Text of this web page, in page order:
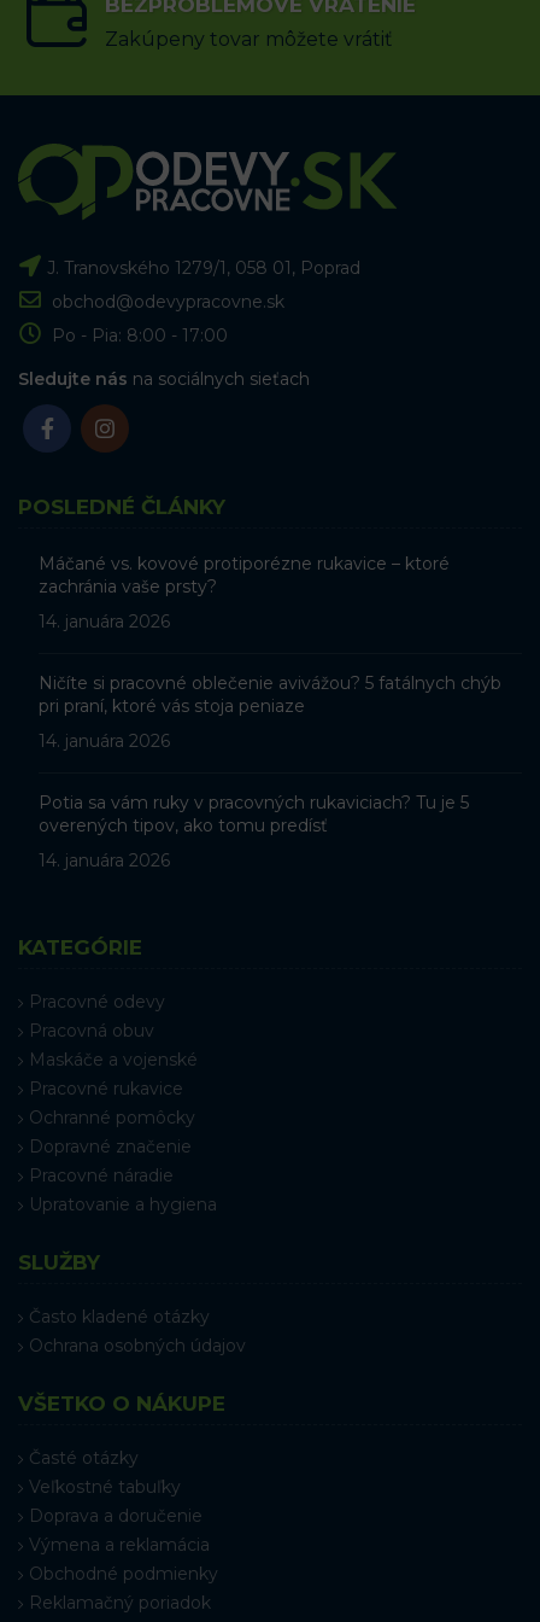
BEZPROBLÉMOVÉ VRÁTENIE
Zakúpeny tovar môžete vrátiť
J. Tranovského 1279/1, 058 01, Poprad
obchod@odevypracovne.sk
Po - Pia: 8:00 - 17:00
Sledujte nás na sociálnych sieťach
POSLEDNÉ ČLÁNKY
Máčané vs. kovové protiporézne rukavice – ktoré
zachránia vaše prsty?
14. januára 2026
Ničíte si pracovné oblečenie avivážou? 5 fatálnych chýb
pri praní, ktoré vás stoja peniaze
14. januára 2026
Potia sa vám ruky v pracovných rukaviciach? Tu je 5
overených tipov, ako tomu predísť
14. januára 2026
KATEGÓRIE
Pracovné odevy
Pracovná obuv
Maskáče a vojenské
Pracovné rukavice
Ochranné pomôcky
Dopravné značenie
Pracovné náradie
Upratovanie a hygiena
SLUŽBY
Často kladené otázky
Ochrana osobných údajov
VŠETKO O NÁKUPE
Časté otázky
Veľkostné tabuľky
Doprava a doručenie
Výmena a reklamácia
Obchodné podmienky
Reklamačný poriadok